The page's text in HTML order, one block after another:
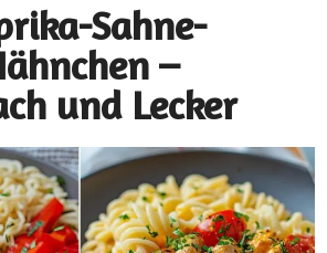
Sahne-
–
und Lecker